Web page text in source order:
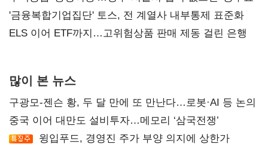
'금융복합기업집단' 토스, 전 계열사 내부통제 표준화
ELS 이어 ETF까지…고위험상품 판매 제동 걸린 은행
많이 본 뉴스
구광모-젠슨 황, 두 달 만에 또 만난다…로봇·AI 등 논의
중국 이어 대만도 설비투자…메모리 ‘삼국전쟁’
윙입푸드, 경영진 주가 부양 의지에 상한가